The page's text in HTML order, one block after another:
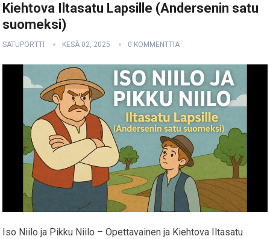
Kiehtova Iltasatu Lapsille (Andersenin satu
suomeksi)
SATUPORTTI KESÄ 02, 2025 0 KOMMENTTIA
Iso Niilo ja Pikku Niilo – Opettavainen ja Kiehtova Iltasatu